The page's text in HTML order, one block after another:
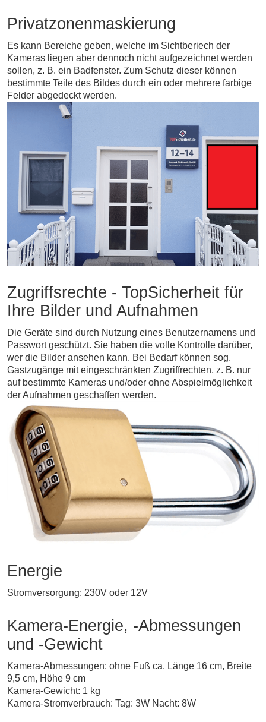
Privatzonenmaskierung
Es kann Bereiche geben, welche im Sichtberiech der
Kameras liegen aber dennoch nicht aufgezeichnet werden
sollen, z. B. ein Badfenster. Zum Schutz dieser können
bestimmte Teile des Bildes durch ein oder mehrere farbige
Felder abgedeckt werden.
Zugriffsrechte - TopSicherheit für
Ihre Bilder und Aufnahmen
Die Geräte sind durch Nutzung eines Benutzernamens und
Passwort geschützt. Sie haben die volle Kontrolle darüber,
wer die Bilder ansehen kann. Bei Bedarf können sog.
Gastzugänge mit eingeschränkten Zugriffrechten, z. B. nur
auf bestimmte Kameras und/oder ohne Abspielmöglichkeit
der Aufnahmen geschaffen werden.
Energie
Stromversorgung: 230V oder 12V
Kamera-Energie, -Abmessungen
und -Gewicht
Kamera-Abmessungen: ohne Fuß ca. Länge 16 cm, Breite
9,5 cm, Höhe 9 cm
Kamera-Gewicht: 1 kg
Kamera-Stromverbrauch: Tag: 3W Nacht: 8W